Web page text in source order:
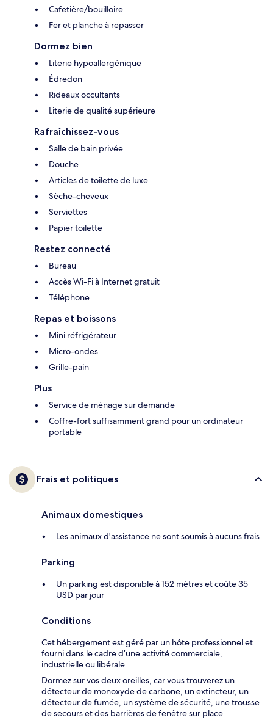
Cafetière/bouilloire
Fer et planche à repasser
Dormez bien
Literie hypoallergénique
Édredon
Rideaux occultants
Literie de qualité supérieure
Rafraîchissez-vous
Salle de bain privée
Douche
Articles de toilette de luxe
Sèche-cheveux
Serviettes
Papier toilette
Restez connecté
Bureau
Accès Wi-Fi à Internet gratuit
Téléphone
Repas et boissons
Mini réfrigérateur
Micro-ondes
Grille-pain
Plus
Service de ménage sur demande
Coffre-fort suffisamment grand pour un ordinateur
portable
Frais et politiques
Animaux domestiques
Les animaux d'assistance ne sont soumis à aucuns frais
Parking
Un parking est disponible à 152 mètres et coûte 35
USD par jour
Conditions
Cet hébergement est géré par un hôte professionnel et
fourni dans le cadre d’une activité commerciale,
industrielle ou libérale.
Dormez sur vos deux oreilles, car vous trouverez un
détecteur de monoxyde de carbone, un extincteur, un
détecteur de fumée, un système de sécurité, une trousse
de secours et des barrières de fenêtre sur place.